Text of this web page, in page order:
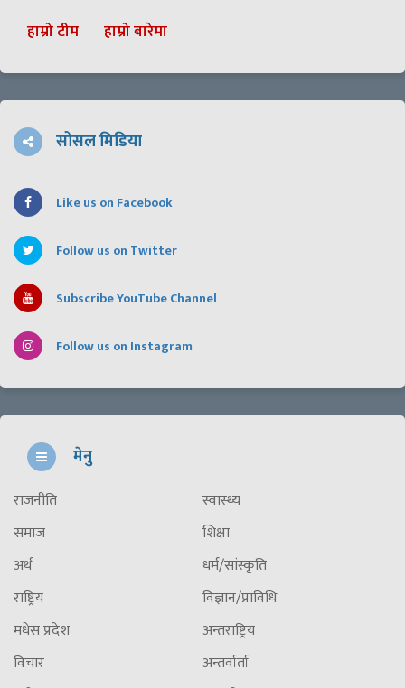
हाम्रो टीम हाम्रो बारेमा
सोसल मिडिया
Like us on Facebook
Follow us on Twitter
Subscribe YouTube Channel
Follow us on Instagram
मेनु
राजनीति
समाज
अर्थ
राष्ट्रिय
मधेस प्रदेश
विचार
स्वास्थ्य
शिक्षा
धर्म/सांस्कृति
विज्ञान/प्राविधि
अन्तराष्ट्रिय
अन्तर्वार्ता